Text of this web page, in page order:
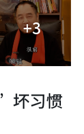
+3
坏习惯